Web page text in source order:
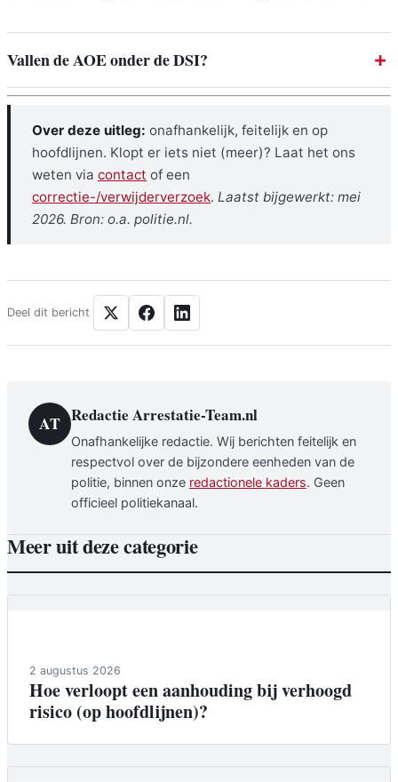
Vallen de AOE onder de DSI?
Over deze uitleg: onafhankelijk, feitelijk en op
hoofdlijnen. Klopt er iets niet (meer)? Laat het ons
weten via contact of een
correctie-/verwijderverzoek. Laatst bijgewerkt: mei
2026. Bron: o.a. politie.nl.
Deel dit bericht
AT Redactie Arrestatie-Team.nl
Onafhankelijke redactie. Wij berichten feitelijk en
respectvol over de bijzondere eenheden van de
politie, binnen onze redactionele kaders. Geen
officieel politiekanaal.
Meer uit deze categorie
2 augustus 2026
Hoe verloopt een aanhouding bij verhoogd
risico (op hoofdlijnen)?